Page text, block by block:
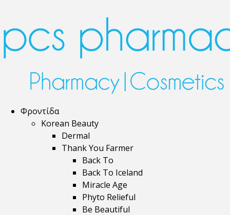
Φροντίδα
Korean Beauty
Dermal
Thank You Farmer
Back To
Back To Iceland
Miracle Age
Phyto Relieful
Be Beautiful